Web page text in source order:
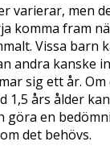
varierar, men
komma fram
Vissa barn
andra kanske
sig ett år.
1,5 års ålder
göra en
det behövs.